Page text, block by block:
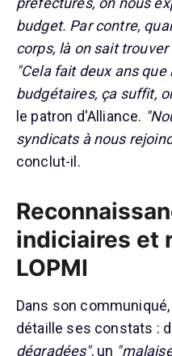
budget. Par contre,
corps, là on sait
"Cela fait deux ans
budgétaires, ça suffit,
le patron d'Alliance.
syndicats à nous
conclut-il.
indiciaires et
LOPMI
Dans son
détaille ses constats :
dégradées", un